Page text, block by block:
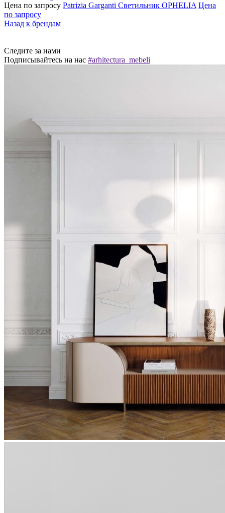
Цена по запросу Patrizia Garganti Светильник OPHELIA Цена
по запросу
Назад к брендам
Следите за нами
Подписывайтесь на нас #arhitectura_mebeli